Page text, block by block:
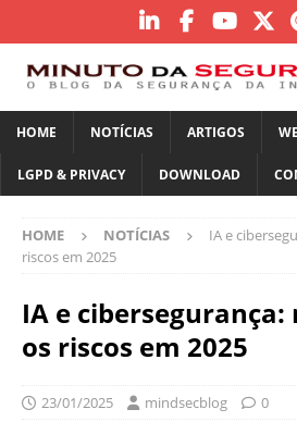
HOME NOTÍCIAS ARTIGOS
LGPD & PRIVACY DOWNLOAD
HOME NOTÍCIAS
IA e
riscos em 2025
IA e cibersegurança:
os riscos em 2025
23/01/2025 mindsecblog 0